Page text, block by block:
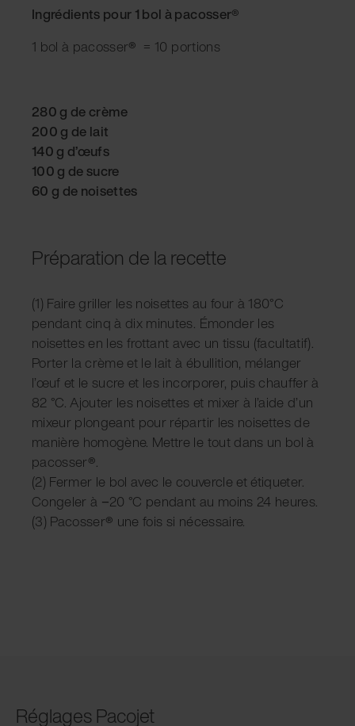
Ingrédients pour 1 bol à pacosser®
1 bol à pacosser® = 10 portions
280 g de crème
200 g de lait
140 g d’œufs
100 g de sucre
60 g de noisettes
Préparation de la recette
(1) Faire griller les noisettes au four à 180°C
pendant cinq à dix minutes. Émonder les
noisettes en les frottant avec un tissu (facultatif).
Porter la crème et le lait à ébullition, mélanger
l’œuf et le sucre et les incorporer, puis chauffer à
82 °C. Ajouter les noisettes et mixer à l’aide d’un
mixeur plongeant pour répartir les noisettes de
manière homogène. Mettre le tout dans un bol à
pacosser®.
(2) Fermer le bol avec le couvercle et étiqueter.
Congeler à −20 °C pendant au moins 24 heures.
(3) Pacosser® une fois si nécessaire.
Réglages Pacojet